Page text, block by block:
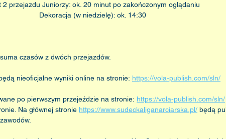
2 przejazdu Juniorzy: ok. 20 minut po zakończonym oglądaniu
Dekoracja (w niedzielę): ok. 14:30
czasów z dwóch przejazdów.
nieoficjalne wyniki online na stronie: https://vola-publish.com/sln/
po pierwszym przejeździe na stronie: https://vola-publish.com/sln/
Na głównej stronie https://www.sudeckaliganarciarska.pl/ będą